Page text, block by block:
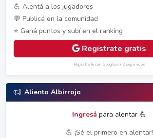
💪 Alentá a los jugadores
💬 Publicá en la comunidad
⭐ Ganá puntos y subí en el ranking
Registrate gratis
Registrate con Google en 2 segundos
Aliento Albirrojo
Ingresá para alentar 💪
💪 ¡Sé el primero en alentar!